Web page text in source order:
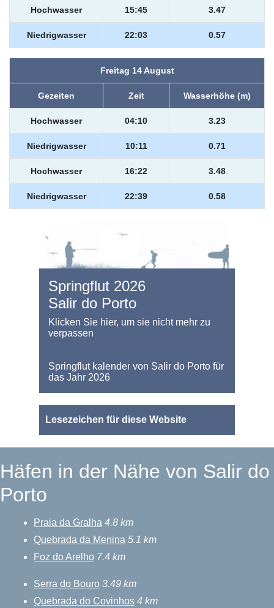
Hochwasser 15:45 3.47
Niedrigwasser 22:03 0.57
Freitag 14 August
Gezeiten Zeit Wasserhöhe (m)
Hochwasser 04:10 3.23
Niedrigwasser 10:11 0.71
Hochwasser 16:22 3.48
Niedrigwasser 22:39 0.58
Springflut 2026
Salir do Porto
Klicken Sie hier, um sie nicht mehr zu
verpassen
Springflut kalender von Salir do Porto für
das Jahr 2026
Lesezeichen für diese Website
Häfen in der Nähe von Salir do
Porto
Praia da Gralha 4.8 km
Quebrada da Menina 5.1 km
Foz do Arelho 7.4 km
Serra do Bouro 3.49 km
Quebrada do Covinhos 4 km